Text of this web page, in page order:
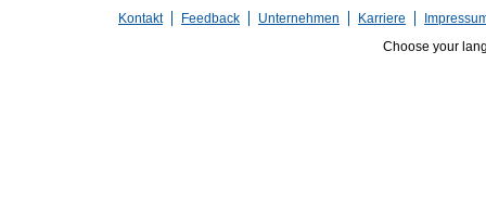
Kontakt Feedback Unternehmen Karriere
Choose your